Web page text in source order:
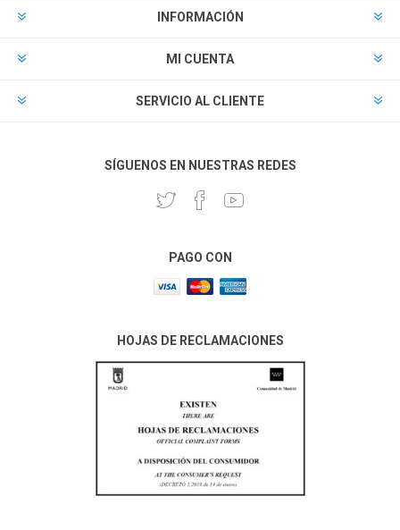
INFORMACIÓN
MI CUENTA
SERVICIO AL CLIENTE
SÍGUENOS EN NUESTRAS REDES
PAGO CON
HOJAS DE RECLAMACIONES